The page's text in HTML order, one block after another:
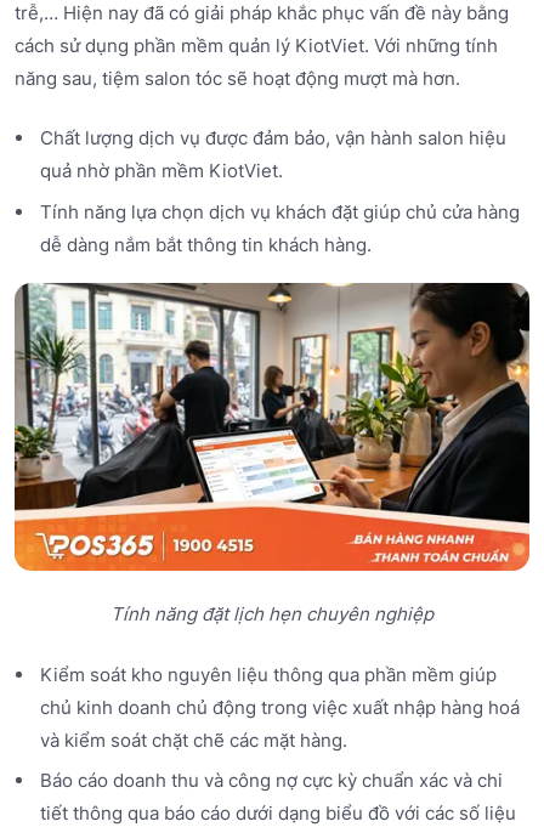
trễ,… Hiện nay đã có giải pháp khắc phục vấn đề này bằng
cách sử dụng phần mềm quản lý KiotViet. Với những tính
năng sau, tiệm salon tóc sẽ hoạt động mượt mà hơn.
Chất lượng dịch vụ được đảm bảo, vận hành salon hiệu
quả nhờ phần mềm KiotViet.
Tính năng lựa chọn dịch vụ khách đặt giúp chủ cửa hàng
dễ dàng nắm bắt thông tin khách hàng.
Tính năng đặt lịch hẹn chuyên nghiệp
Kiểm soát kho nguyên liệu thông qua phần mềm giúp
chủ kinh doanh chủ động trong việc xuất nhập hàng hoá
và kiểm soát chặt chẽ các mặt hàng.
Báo cáo doanh thu và công nợ cực kỳ chuẩn xác và chi
tiết thông qua báo cáo dưới dạng biểu đồ với các số liệu